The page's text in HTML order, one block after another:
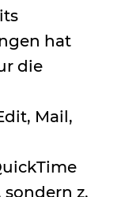
hat
die
Mail,
z.